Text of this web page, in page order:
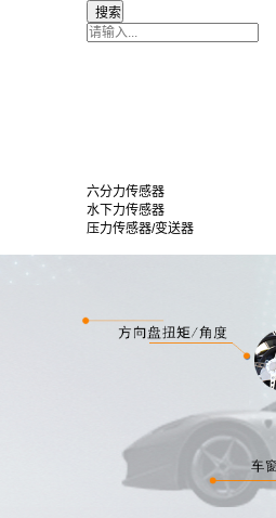
六分力传感器
水下力传感器
压力传感器/变送器